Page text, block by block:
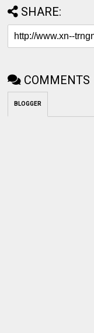
SHARE:
COMMENTS
BLOGGER